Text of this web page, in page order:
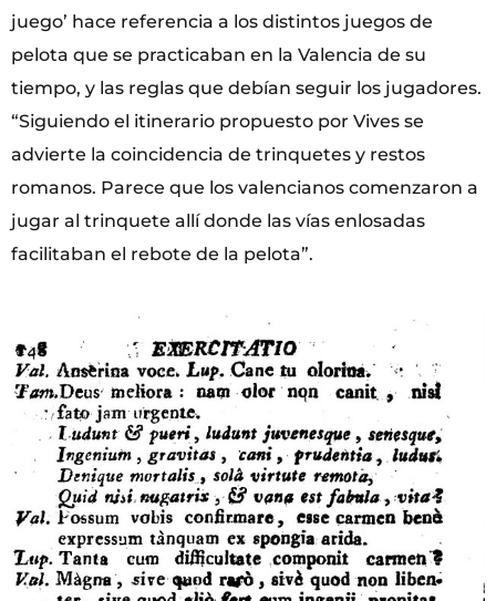
juego’ hace referencia a los distintos juegos de
pelota que se practicaban en la Valencia de su
tiempo, y las reglas que debían seguir los jugadores.
“Siguiendo el itinerario propuesto por Vives se
advierte la coincidencia de trinquetes y restos
romanos. Parece que los valencianos comenzaron a
jugar al trinquete allí donde las vías enlosadas
facilitaban el rebote de la pelota”.